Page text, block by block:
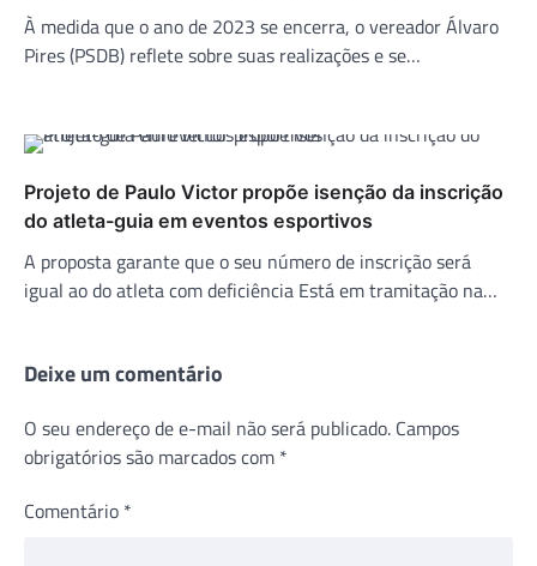
À medida que o ano de 2023 se encerra, o vereador Álvaro
Pires (PSDB) reflete sobre suas realizações e se…
Projeto de Paulo Victor propõe isenção da inscrição
do atleta-guia em eventos esportivos
A proposta garante que o seu número de inscrição será
igual ao do atleta com deficiência Está em tramitação na…
Deixe um comentário
O seu endereço de e-mail não será publicado. Campos
obrigatórios são marcados com *
Comentário *